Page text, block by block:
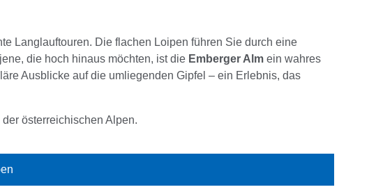
Langlauftouren. Die flachen Loipen führen Sie durch eine
die hoch hinaus möchten, ist die Emberger Alm ein wahres
Ausblicke auf die umliegenden Gipfel – ein Erlebnis, das
österreichischen Alpen.